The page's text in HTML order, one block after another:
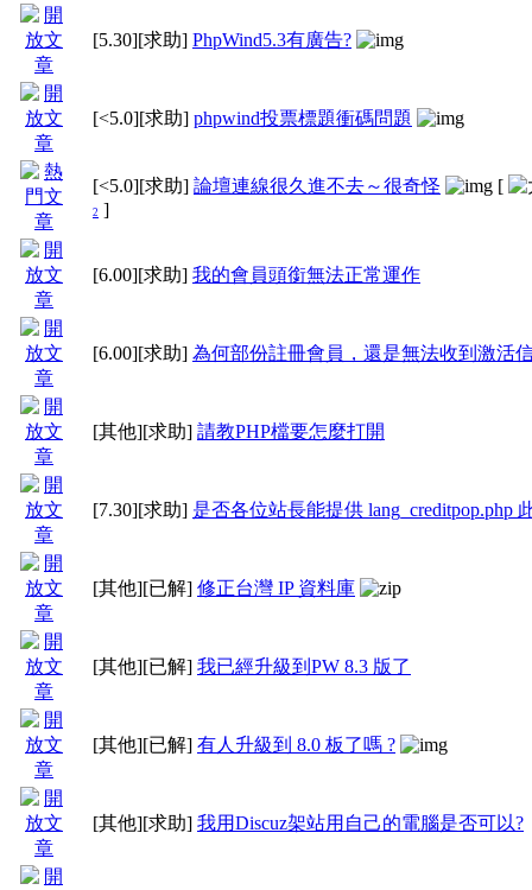
[5.30][求助] PhpWind5.3有廣告?
[<5.0][求助] phpwind投票標題衝碼問題
[<5.0][求助] 論壇連線很久進不去～很奇怪 [
2 ]
[6.00][求助] 我的會員頭銜無法正常運作
[6.00][求助] 為何部份註冊會員，還是無法收到激活
[其他][求助] 請教PHP檔要怎麼打開
[7.30][求助] 是否各位站長能提供 lang_creditpop.php
[其他][已解] 修正台灣 IP 資料庫
[其他][已解] 我已經升級到PW 8.3 版了
[其他][已解] 有人升級到 8.0 板了嗎 ?
[其他][求助] 我用Discuz架站用自己的電腦是否可以?